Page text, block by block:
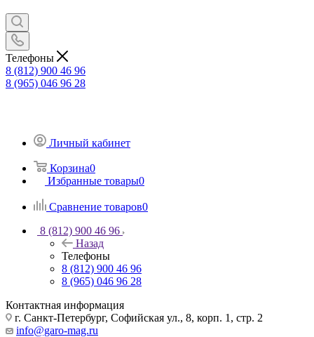
Телефоны
8 (812) 900 46 96
8 (965) 046 96 28
Личный кабинет
Корзина0
Избранные товары0
Сравнение товаров0
8 (812) 900 46 96
Назад
Телефоны
8 (812) 900 46 96
8 (965) 046 96 28
Контактная информация
г. Санкт-Петербург, Софийская ул., 8, корп. 1, стр. 2
info@garo-mag.ru